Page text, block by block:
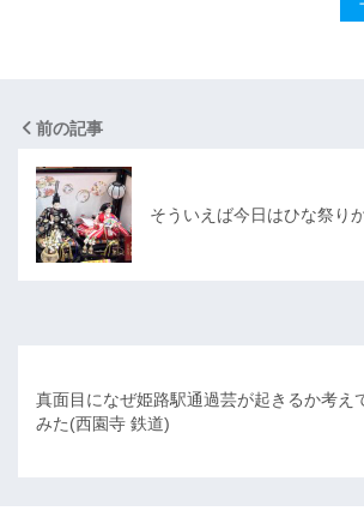
前の記事
そういえば今日はひな祭り
真面目になぜ姫路駅通過芸が起きるか考え
みた(西園寺 鉄道)